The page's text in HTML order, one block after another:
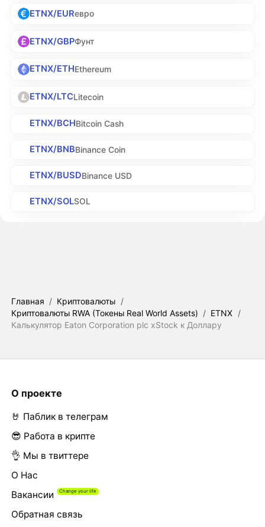
ETNX/EURевро
ETNX/GBPФунт
ETNX/ETHEthereum
ETNX/LTCLitecoin
ETNX/BCHBitcoin Cash
ETNX/BNBBinance Coin
ETNX/BUSDBinance USD
ETNX/SOLSOL
Главная / Криптовалюты /
Криптовалюты RWA (Токены Real World Assets) / ETNX /
Калькулятор Eaton Corporation plc xStock к Доллару
О проекте
🤘 Паблик в телеграм
😎 Работа в крипте
👌 Мы в твиттере
О Нас
Вакансии
Обратная связь